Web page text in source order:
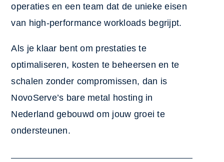
operaties en een team dat de unieke eisen
van high-performance workloads begrijpt.
Als je klaar bent om prestaties te
optimaliseren, kosten te beheersen en te
schalen zonder compromissen, dan is
NovoServe’s bare metal hosting in
Nederland gebouwd om jouw groei te
ondersteunen.